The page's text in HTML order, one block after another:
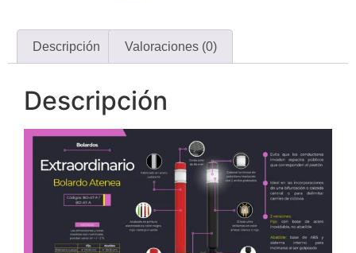
Descripción Valoraciones (0)
Descripción